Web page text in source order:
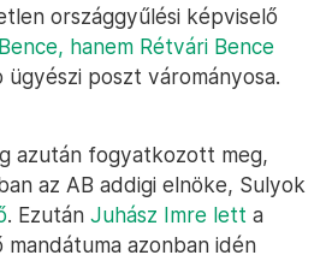
országgyűlési képviselő
hanem Rétvári Bence
poszt várományosa.
azután fogyatkozott meg,
az AB addigi elnöke, Sulyok
. Ezután Juhász Imre lett a
azonban idén